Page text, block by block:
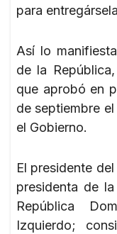
para
Así lo
de la
que aprobó en
de septiembre
el Gobierno.
El presidente
presidenta de
República
Izquierdo;